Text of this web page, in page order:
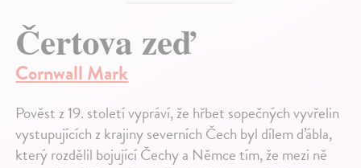
Čertova zeď
Cornwall Mark
Pověst z 19. století vypráví, že hřbet sopečných vyvřelin
vystupujících z krajiny severních Čech byl dílem ďábla,
který rozdělil bojující Čechy a Němce tím, že mezi ně